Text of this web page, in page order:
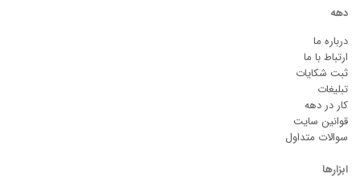
دهه
درباره ما
ارتباط با ما
ثبت شکایات
تبلیغات
کار در دهه
قوانین سایت
سوالات متداول
ابزارها